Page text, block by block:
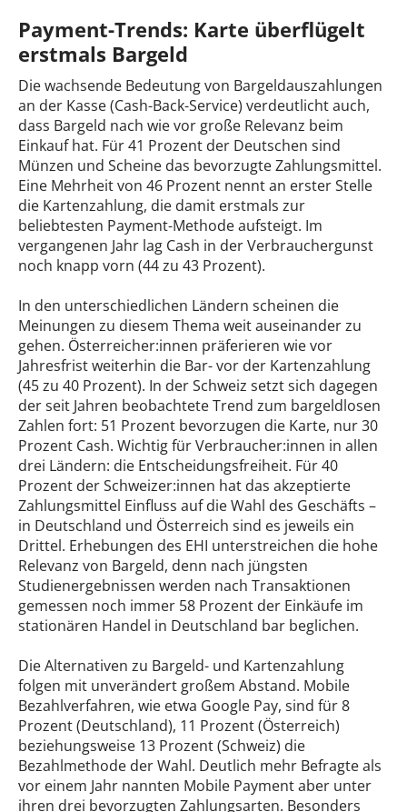
Payment-Trends: Karte überflügelt
erstmals Bargeld
Die wachsende Bedeutung von Bargeldauszahlungen
an der Kasse (Cash-Back-Service) verdeutlicht auch,
dass Bargeld nach wie vor große Relevanz beim
Einkauf hat. Für 41 Prozent der Deutschen sind
Münzen und Scheine das bevorzugte Zahlungsmittel.
Eine Mehrheit von 46 Prozent nennt an erster Stelle
die Kartenzahlung, die damit erstmals zur
beliebtesten Payment-Methode aufsteigt. Im
vergangenen Jahr lag Cash in der Verbrauchergunst
noch knapp vorn (44 zu 43 Prozent).
In den unterschiedlichen Ländern scheinen die
Meinungen zu diesem Thema weit auseinander zu
gehen. Österreicher:innen präferieren wie vor
Jahresfrist weiterhin die Bar- vor der Kartenzahlung
(45 zu 40 Prozent). In der Schweiz setzt sich dagegen
der seit Jahren beobachtete Trend zum bargeldlosen
Zahlen fort: 51 Prozent bevorzugen die Karte, nur 30
Prozent Cash. Wichtig für Verbraucher:innen in allen
drei Ländern: die Entscheidungsfreiheit. Für 40
Prozent der Schweizer:innen hat das akzeptierte
Zahlungsmittel Einfluss auf die Wahl des Geschäfts –
in Deutschland und Österreich sind es jeweils ein
Drittel. Erhebungen des EHI unterstreichen die hohe
Relevanz von Bargeld, denn nach jüngsten
Studienergebnissen werden nach Transaktionen
gemessen noch immer 58 Prozent der Einkäufe im
stationären Handel in Deutschland bar beglichen.
Die Alternativen zu Bargeld- und Kartenzahlung
folgen mit unverändert großem Abstand. Mobile
Bezahlverfahren, wie etwa Google Pay, sind für 8
Prozent (Deutschland), 11 Prozent (Österreich)
beziehungsweise 13 Prozent (Schweiz) die
Bezahlmethode der Wahl. Deutlich mehr Befragte als
vor einem Jahr nannten Mobile Payment aber unter
ihren drei bevorzugten Zahlungsarten. Besonders